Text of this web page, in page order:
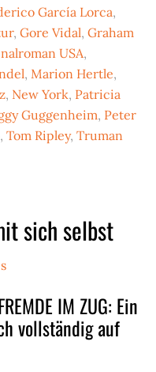
García Lorca,
,Gore Vidal,Graham
USA,
, Marion Hertle,
, New York, Patricia
Guggenheim, Peter
,Tom Ripley,Truman
sich selbst
IM ZUG: Ein
vollständig auf